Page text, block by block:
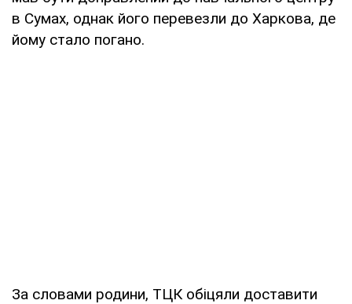
в Сумах, однак його перевезли до Харкова, де
йому стало погано.
За словами родини, ТЦК обіцяли доставити